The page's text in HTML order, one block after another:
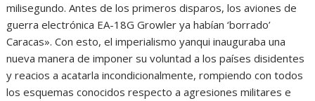
milisegundo. Antes de los primeros disparos, los aviones de
guerra electrónica EA-18G Growler ya habían ‘borrado’
Caracas». Con esto, el imperialismo yanqui inauguraba una
nueva manera de imponer su voluntad a los países disidentes
y reacios a acatarla incondicionalmente, rompiendo con todos
los esquemas conocidos respecto a agresiones militares e